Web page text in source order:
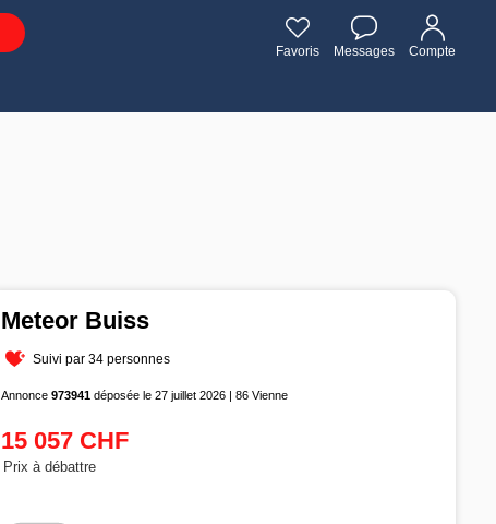
Favoris Messages Compte
Meteor Buiss
Suivi par 34 personnes
Annonce973941 déposée le 27 juillet 2026 | 86 Vienne
15 057 CHF
Prix à débattre